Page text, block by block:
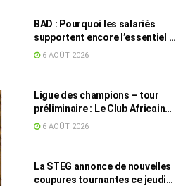
BAD : Pourquoi les salariés
supportent encore l’essentiel de
l’effort fiscal en Tunisie
6 AOÛT 2026
Ligue des champions – tour
préliminaire : Le Club Africain
face au Djoliba AC
6 AOÛT 2026
La STEG annonce de nouvelles
coupures tournantes ce jeudi